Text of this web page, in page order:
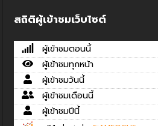
สถิติผู้เข้าชมเว็บไซต์
ผู้เข้าชมตอนนี้
ผู้เข้าชมทุกหน้า
ผู้เข้าชมวันนี้
ผู้เข้าชมเดือนนี้
ผู้เข้าชมปีนี้